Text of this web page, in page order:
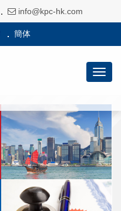
info@kpc-hk.com
簡体